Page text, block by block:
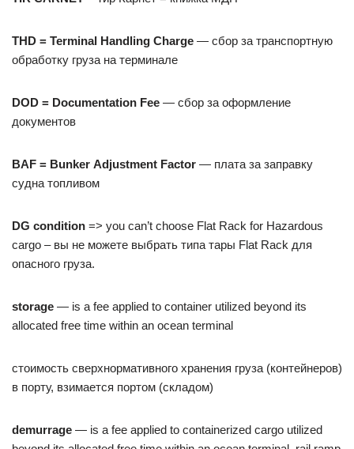
THD = Terminal Handling Charge — сбор за транспортную
обработку груза на терминале
DOD = Documentation Fee — сбор за оформление
документов
BAF = Bunker Adjustment Factor — плата за заправку
судна топливом
DG condition => you can’t choose Flat Rack for Hazardous
cargo – вы не можете выбрать типа тары Flat Rack для
опасного груза.
storage — is a fee applied to container utilized beyond its
allocated free time within an ocean terminal
стоимость сверхнормативного хранения груза (контейнеров)
в порту, взимается портом (складом)
demurrage — is a fee applied to containerized cargo utilized